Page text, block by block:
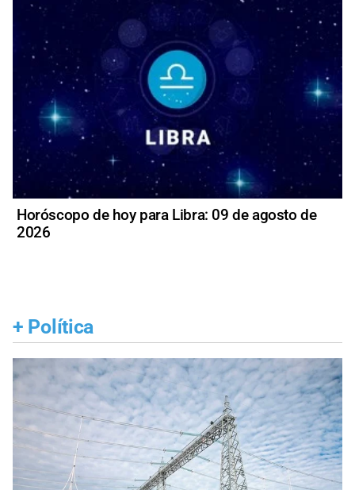
Horóscopo de hoy para Libra: 09 de agosto de
2026
+ Política